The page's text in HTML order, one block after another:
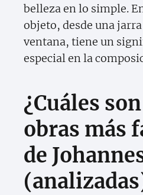
belleza en lo simple.
objeto, desde una
ventana, tiene un
especial en la
¿Cuáles
obras más
de